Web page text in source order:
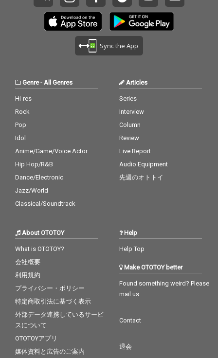
Sync the App
Genre- All Genres
Hi-res
Rock
Pop
Idol
Anime/Game/Voice Actor
Hip Hop/R&B
Dance/Electronic
Jazz/World
Classical/Soundtrack
Articles
Series
Interview
Column
Review
Live Report
Audio Equipment
先週のオトトイ
About OTOTOY
What is OTOTOY?
会社概要
利用規約
プライバシー・ポリシー
特定商取引法に基づく表示
外部データ連携しているサービ
スについて
OTOTOYアプリ
媒体資料と広告のご案内
Help
Help Top
Make OTOTOY better
Found something weird? Please
mail us
Contact
退会